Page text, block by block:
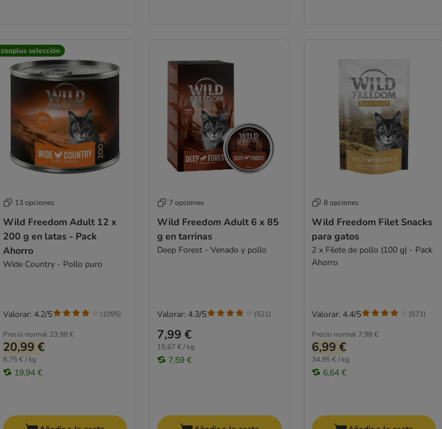
zooplus selección
13 opciones
Wild Freedom Adult 12 x
200 g en latas - Pack
Ahorro
Wide Country - Pollo puro
Precio normal 23,98 €
20,99 €
8,75 € / kg
19,94 €
Valorar: 4.2/5 (1095)
7 opciones
Wild Freedom Adult 6 x 85
g en tarrinas
Deep Forest - Venado y pollo
7,99 €
15,67 € / kg
7,59 €
Valorar: 4.3/5 (521)
8 opciones
Wild Freedom Filet Snacks
para gatos
2 x Filete de pollo (100 g) - Pack
Ahorro
Precio normal 7,98 €
6,99 €
34,95 € / kg
6,64 €
Valorar: 4.4/5 (571)